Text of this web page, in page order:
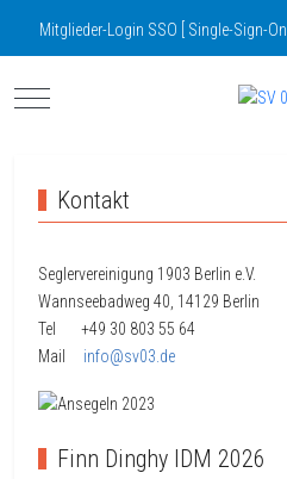
Mitglieder-Login SSO [ Single-Sign-On ]
Mobile Menu Toggle
Kontakt
Seglervereinigung 1903 Berlin e.V.
Wannseebadweg 40, 14129 Berlin
Tel +49 30 803 55 64
Mail info@sv03.de
Finn Dinghy IDM 2026